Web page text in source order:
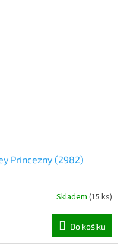
Princezny (2982)
Skladem (15 ks)
Do košíku